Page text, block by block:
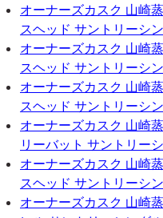
オーナーズカスク 山崎
スヘッド サントリーシ
オーナーズカスク 山崎
スヘッド サントリーシ
オーナーズカスク 山崎
スヘッド サントリーシ
オーナーズカスク 山崎
リーバット サントリー
オーナーズカスク 山崎
スヘッド サントリーシ
オーナーズカスク 山崎